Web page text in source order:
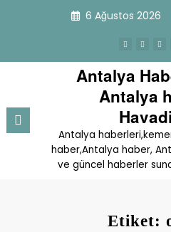
6 Ağustos 2026
Antalya
Antalya
Antalya
haber,Antalya haber,
ve güncel haberler
Etiket: